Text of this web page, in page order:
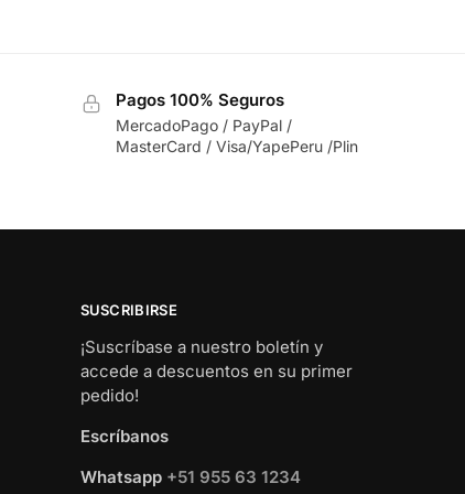
Pagos 100% Seguros
MercadoPago / PayPal /
MasterCard / Visa/YapePeru /Plin
SUSCRIBIRSE
¡Suscríbase a nuestro boletín y
accede a descuentos en su primer
pedido!
Escríbanos
Whatsapp +51 955 63 1234